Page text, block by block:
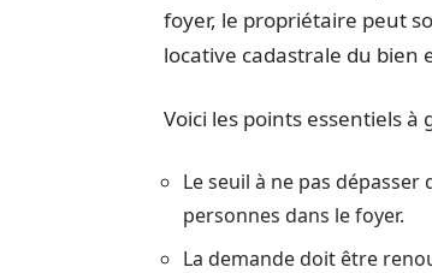
foyer, le propriétaire peut
locative cadastrale du bien
Voici les points essentiels à
Le seuil à ne pas dépasser
personnes dans le foyer.
La demande doit être